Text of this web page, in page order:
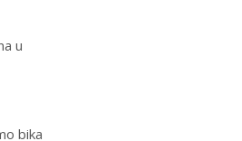
u
bika